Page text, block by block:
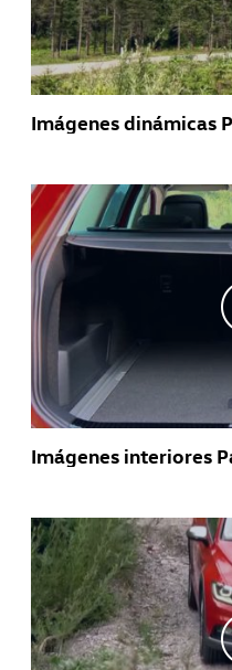
Imágenes dinámicas
Imágenes interiores